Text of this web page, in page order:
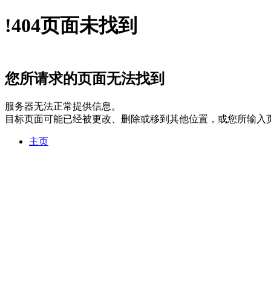
!404页面未找到
您所请求的页面无法找到
服务器无法正常提供信息。
目标页面可能已经被更改、删除或移到其他位置，或您所输入
主页